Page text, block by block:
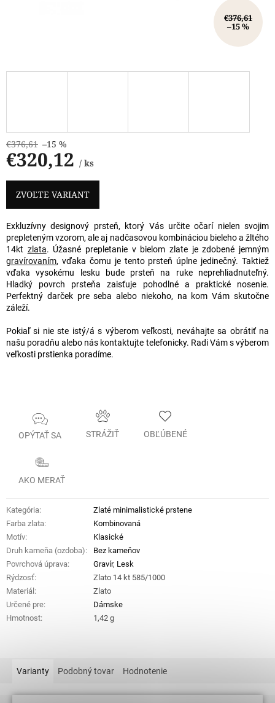
€376,61
–15 %
€376,61 –15 %
€320,12 / ks
Jednotková
cena:
ZVOĽTE VARIANT
Exkluzívny designový prsteň, ktorý Vás určite očarí nielen svojim
prepleteným vzorom, ale aj nadčasovou kombináciou bieleho a žltého
14kt zlata. Úžasné prepletanie v bielom zlate je zdobené jemným
gravírovaním, vďaka čomu je tento prsteň úplne jedinečný. Taktiež
vďaka vysokému lesku bude prsteň na ruke neprehliadnuteľný.
Hladký povrch prsteňa zaisťuje pohodlné a praktické nosenie.
Perfektný darček pre seba alebo niekoho, na kom Vám skutočne
záleží.
Pokiaľ si nie ste istý/á s výberom veľkosti, neváhajte sa obrátiť na
našu poradňu alebo nás kontaktujte telefonicky. Radi Vám s výberom
veľkosti prstienka poradíme.
OPÝTAŤ SA STRÁŽIŤ OBĽÚBENÉ
AKO MERAŤ
Kategória:
Zlaté minimalistické prstene
Farba zlata:
Kombinovaná
Motív:
Klasické
Druh kameňa (ozdoba):
Bez kameňov
Povrchová úprava: Gravír, Lesk
Rýdzosť:
Zlato 14 kt 585/1000
Materiál :
Zlato
Určené pre:
Dámske
Hmotnost: 1,42 g
Varianty Podobný tovar Hodnotenie